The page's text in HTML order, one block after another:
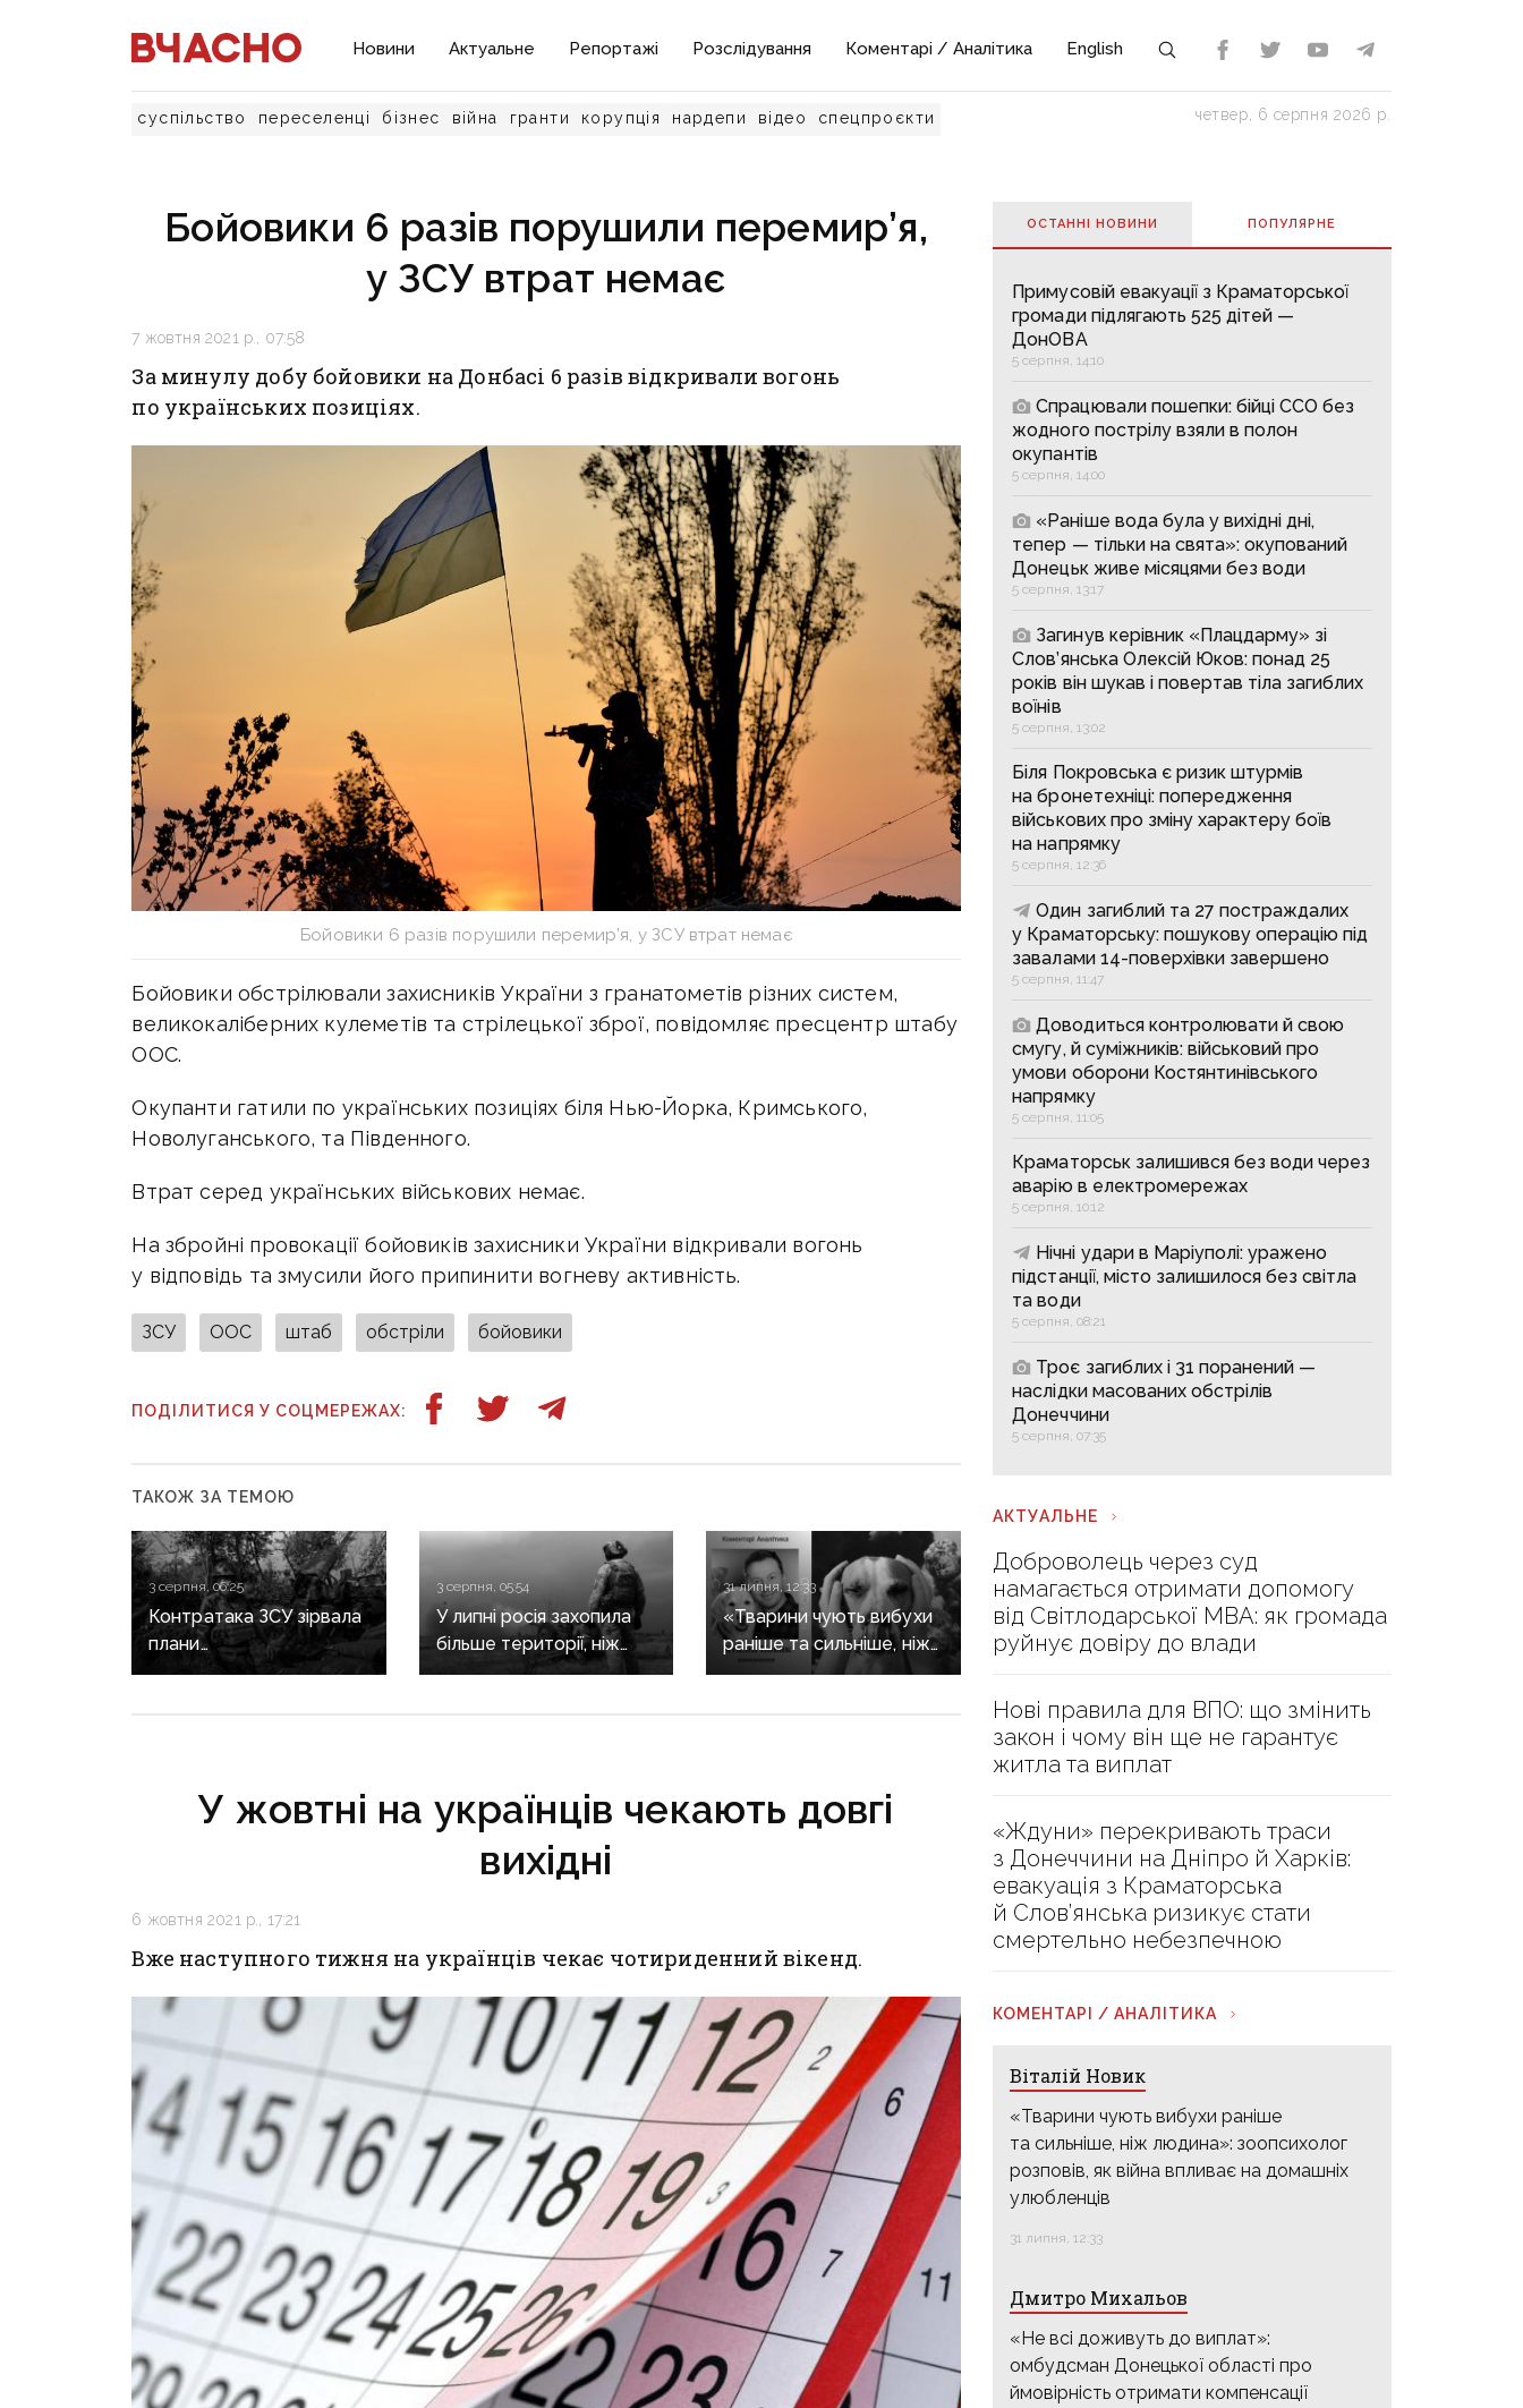
Новини Актуальне Репортажі Розслідування Коментарі / Аналітика English
суспільство переселенці бізнес війна гранти корупція нардепи відео спецпроєкти четвер, 6 серпня 2026 р.
Бойовики 6 разів порушили перемир’я,
у ЗСУ втрат немає
7 жовтня 2021 р., 07:58
За минулу добу бойовики на Донбасі 6 разів відкривали вогонь
по українських позиціях.
Бойовики 6 разів порушили перемир’я, у ЗСУ втрат немає
Бойовики обстрілювали захисників України з гранатометів різних систем,
великокаліберних кулеметів та стрілецької зброї, повідомляє пресцентр штабу
ООС.
Окупанти гатили по українських позиціях біля Нью-Йорка, Кримського,
Новолуганського, та Південного.
Втрат серед українських військових немає.
На збройні провокації бойовиків захисники України відкривали вогонь
у відповідь та змусили його припинити вогневу активність.
ЗСУ ООС штаб обстріли бойовики
ПОДІЛИТИСЯ У СОЦМЕРЕЖАХ:
ТАКОЖ ЗА ТЕМОЮ
3 серпня, 06:25
Контратака ЗСУ зірвала
плани
рф на Слов’янському
3 серпня, 05:54
У липні росія захопила
більше території, ніж
звільнили Сили
31 липня, 12:33
«Тварини чують вибухи
раніше та сильніше, ніж
людина»: зоопсихолог
У жовтні на українців чекають довгі
вихідні
6 жовтня 2021 р., 17:21
Вже наступного тижня на українців чекає чотириденний вікенд.
ОСТАННІ НОВИНИ ПОПУЛЯРНE
Примусовій евакуації з Краматорської
громади підлягають 525 дітей —
ДонОВА
5 серпня, 14:10
Спрацювали пошепки: бійці ССО без
жодного пострілу взяли в полон
окупантів
5 серпня, 14:00
«Раніше вода була у вихідні дні,
тепер — тільки на свята»: окупований
Донецьк живе місяцями без води
5 серпня, 13:17
Загинув керівник «Плацдарму» зі
Слов’янська Олексій Юков: понад 25
років він шукав і повертав тіла загиблих
воїнів
5 серпня, 13:02
Біля Покровська є ризик штурмів
на бронетехніці: попередження
військових про зміну характеру боїв
на напрямку
5 серпня, 12:36
Один загиблий та 27 постраждалих
у Краматорську: пошукову операцію під
завалами 14-поверхівки завершено
5 серпня, 11:47
Доводиться контролювати й свою
смугу, й суміжників: військовий про
умови оборони Костянтинівського
напрямку
5 серпня, 11:05
Краматорськ залишився без води через
аварію в електромережах
5 серпня, 10:12
Нічні удари в Маріуполі: уражено
підстанції, місто залишилося без світла
та води
5 серпня, 08:21
Троє загиблих і 31 поранений —
наслідки масованих обстрілів
Донеччини
5 серпня, 07:35
АКТУАЛЬНЕ
Доброволець через суд
намагається отримати допомогу
від Світлодарської МВА: як громада
руйнує довіру до влади
Нові правила для ВПО: що змінить
закон і чому він ще не гарантує
житла та виплат
«Ждуни» перекривають траси
з Донеччини на Дніпро й Харків:
евакуація з Краматорська
й Слов’янська ризикує стати
смертельно небезпечною
КОМЕНТАРІ / АНАЛІТИКА
Віталій Новик
«Тварини чують вибухи раніше
та сильніше, ніж людина»: зоопсихолог
розповів, як війна впливає на домашніх
улюбленців
31 липня, 12:33
Дмитро Михальов
«Не всі доживуть до виплат»:
омбудсман Донецької області про
ймовірність отримати компенсації